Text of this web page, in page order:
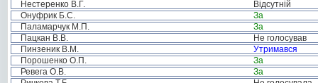
Нестеренко В.Г.
Відсутній
Онуфрик Б.С.
За
Паламарчук М.П.
За
Пацкан В.В.
Не голосував
Пинзеник В.М.
Утримався
Порошенко О.П.
За
Ревега О.В.
За